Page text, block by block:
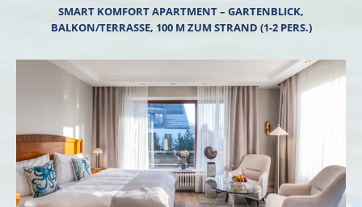
SMART KOMFORT APARTMENT – GARTENBLICK,
BALKON/TERRASSE, 100 M ZUM STRAND (1-2 PERS.)